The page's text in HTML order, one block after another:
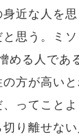
近な人を
思う。ミ
める人であ
方が高い
ってこと
切り離せな